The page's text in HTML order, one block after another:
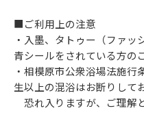
■ご利用上の注意
・入墨、タトゥー（ファッ
青シールをされている方の
・相模原市公衆浴場法施行
生以上の混浴はお断りして
恐れ入りますが、ご理解